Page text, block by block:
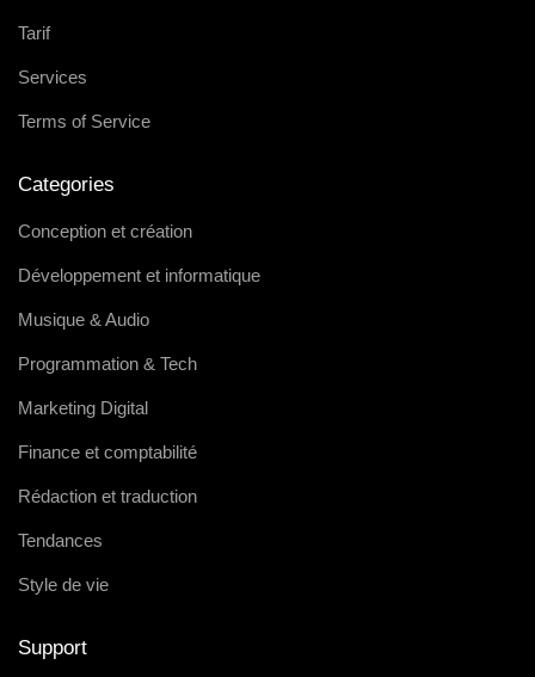
Tarif
Services
Terms of Service
Categories
Conception et création
Développement et informatique
Musique & Audio
Programmation & Tech
Marketing Digital
Finance et comptabilité
Rédaction et traduction
Tendances
Style de vie
Support